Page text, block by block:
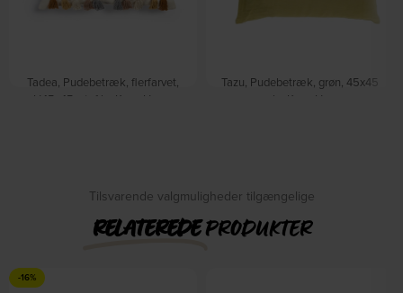
Tadea, Pudebetræk, flerfarvet,
H45x45, stof by Kave Home
Tazu, Pudebetræk, grøn, 45x45
cm by Kave Home
Tilsvarende valgmuligheder tilgængelige
RELATEREDEPRODUKTER
-16%